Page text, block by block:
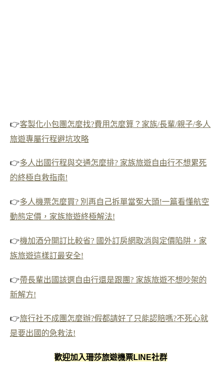
👉客製化小包團怎麼找?費用怎麼算？家族/長輩/親子/多人
旅遊專屬行程避坑攻略
👉多人出國行程與交通怎麼排? 家族旅遊自由行不想累死
的終極自救指南!
👉多人機票怎麼買? 別再自己拆單當冤大頭!一篇看懂航空
動態定價，家族旅遊終極解法!
👉機加酒分開訂比較省? 國外訂房網取消與定價陷阱，家
族旅遊這樣訂最安全!
👉帶長輩出國該選自由行還是跟團? 家族旅遊不想吵架的
新解方!
👉旅行社不成團怎麼辦?假都請好了只能認賠嗎?不死心就
是要出國的急救法!
歡迎加入珊莎旅遊機票LINE社群